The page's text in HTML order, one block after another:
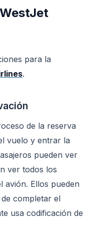
para la
.
de la reserva
vuelo y entrar la
pueden ver
ver todos los
avión. Ellos pueden
completar el
usa codificación de